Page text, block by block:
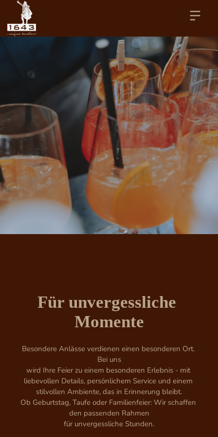
Für unvergessliche
Momente
Besondere Anlässe verdienen einen besonderen Ort.
Bei uns
wird Ihre Feier zu einem besonderen Erlebnis - mit
liebevollen Details, persönlichem Service und einem
stilvollen Ambiente, das in Erinnerung bleibt.
Ob Geburtstag, Taufe oder Familienfeier: Wir schaffen
den passenden Rahmen
für unvergessliche Stunden.